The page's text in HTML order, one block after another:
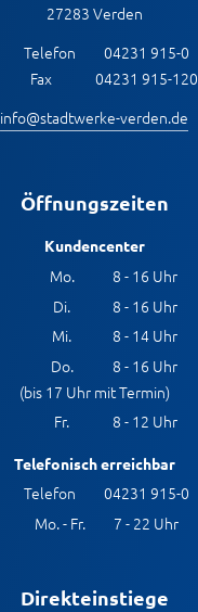
27283 Verden
Telefon
04231 915-0
Fax
04231 915-120
info@stadtwerke-verden.de
Öffnungszeiten
Kundencenter
Mo.
8 - 16 Uhr
Di.
8 - 16 Uhr
Mi.
8 - 14 Uhr
Do.
8 - 16 Uhr
(bis 17 Uhr mit Termin)
Fr.
8 - 12 Uhr
Telefonisch erreichbar
Telefon
04231 915-0
Mo. - Fr.
7 - 22 Uhr
Direkteinstiege